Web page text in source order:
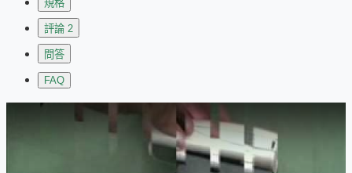
規格
評論 2
問答
FAQ